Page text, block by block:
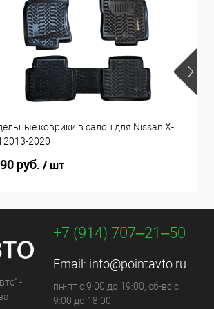
коврики в салон для Nissan X-
2013-2020
руб. / шт
-
+7 (914) 707‒21‒50
Email: info@pointavto.ru
пн-пт с 9:00 до 19:00, сб-вс с
9:00 до 18:00